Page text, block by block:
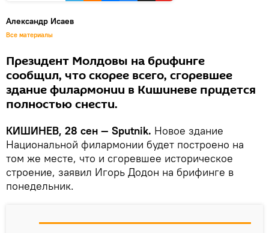
Александр Исаев
Все материалы
Президент Молдовы на брифинге
сообщил, что скорее всего, сгоревшее
здание филармонии в Кишиневе придется
полностью снести.
КИШИНЕВ, 28 сен — Sputnik. Новое здание
Национальной филармонии будет построено на
том же месте, что и сгоревшее историческое
строение, заявил Игорь Додон на брифинге в
понедельник.